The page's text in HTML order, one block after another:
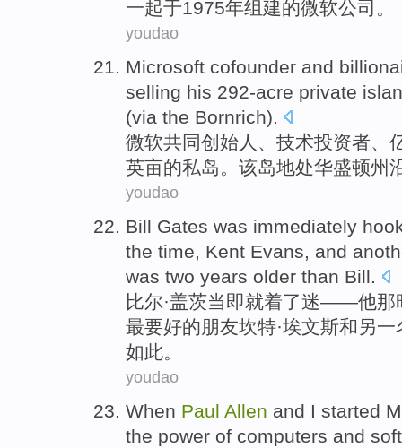
一起于1975年组建的微软公司 。
youdao
Microsoft cofounder and
selling his 292-acre private
(via the Bornrich).
微软共同创始人 、 技术投资者、
英亩的私岛。该岛地处华盛顿州
youdao
Bill Gates was immediately
the time, Kent Evans, and
was two years older than Bill.
比尔·盖茨当即就着了迷——他那
最要好的朋友坎特·埃文斯和 另一
如此。
youdao
When Paul Allen and I started
the power of computers and